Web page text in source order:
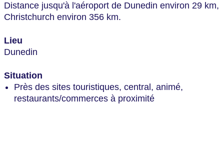
Distance jusqu'à l'aéroport de Dunedin environ 29 km,
Christchurch environ 356 km.
Lieu
Dunedin
Situation
Près des sites touristiques, central, animé,
restaurants/commerces à proximité